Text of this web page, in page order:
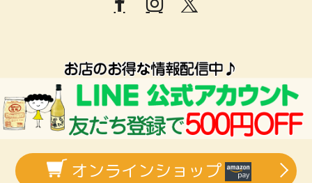
オンラインショップ